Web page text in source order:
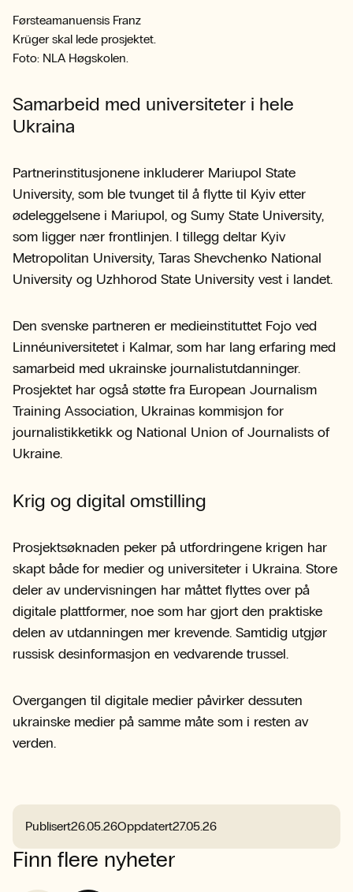
Førsteamanuensis Franz
Krüger skal lede prosjektet.
Foto: NLA Høgskolen.
Samarbeid med universiteter i hele
Ukraina
Partnerinstitusjonene inkluderer Mariupol State
University, som ble tvunget til å flytte til Kyiv etter
ødeleggelsene i Mariupol, og Sumy State University,
som ligger nær frontlinjen. I tillegg deltar Kyiv
Metropolitan University, Taras Shevchenko National
University og Uzhhorod State University vest i landet.
Den svenske partneren er medieinstituttet Fojo ved
Linnéuniversitetet i Kalmar, som har lang erfaring med
samarbeid med ukrainske journalistutdanninger.
Prosjektet har også støtte fra European Journalism
Training Association, Ukrainas kommisjon for
journalistikketikk og National Union of Journalists of
Ukraine.
Krig og digital omstilling
Prosjektsøknaden peker på utfordringene krigen har
skapt både for medier og universiteter i Ukraina. Store
deler av undervisningen har måttet flyttes over på
digitale plattformer, noe som har gjort den praktiske
delen av utdanningen mer krevende. Samtidig utgjør
russisk desinformasjon en vedvarende trussel.
Overgangen til digitale medier påvirker dessuten
ukrainske medier på samme måte som i resten av
verden.
Publisert26.05.26Oppdatert27.05.26
Finn flere nyheter